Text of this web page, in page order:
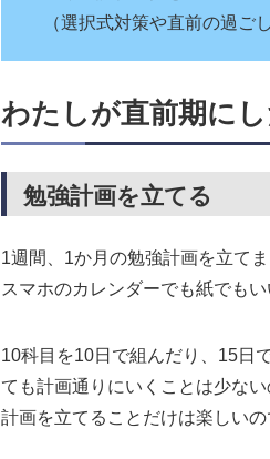
（選択式対策や直前の過ご
わたしが直前期に
勉強計画を立てる
1週間、1か月の勉強計画を立てま
スマホのカレンダーでも紙でも
10科目を10日で組んだり、15日
ても計画通りにいくことは少な
計画を立てることだけは楽しい